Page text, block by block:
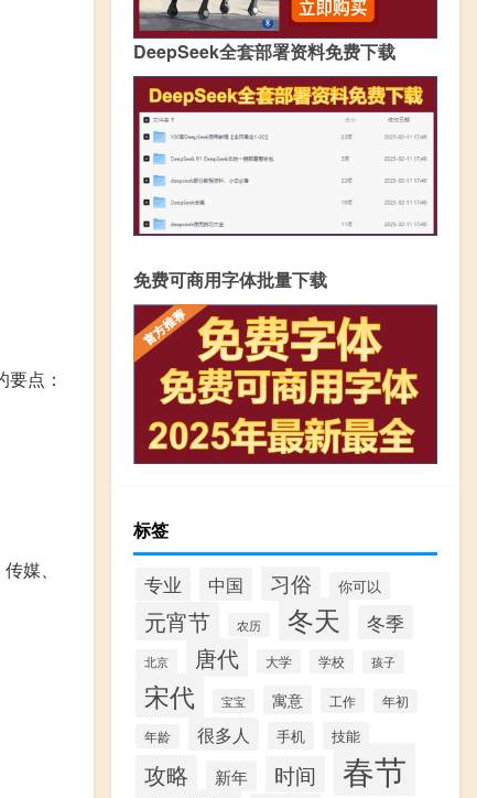
点：
媒、
DeepSeek全套部署资料免费下载
免费可商用字体批量下载
标签
专业 中国 习俗 你可以
元宵节 农历 冬天 冬季
北京 唐代 大学 学校 孩子
宋代 宝宝 寓意 工作
年初
年龄
很多人 手机 技能
攻略 新年 时间 春节